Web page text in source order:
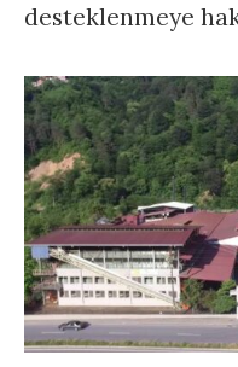
desteklenmeye